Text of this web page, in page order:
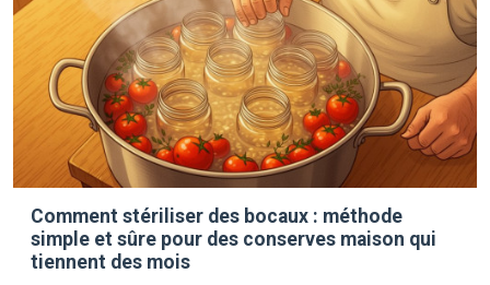
Comment stériliser des bocaux : méthode
simple et sûre pour des conserves maison qui
tiennent des mois